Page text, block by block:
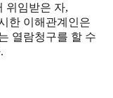
위임받은 자,
한 이해관계인은
열람청구를 할 수